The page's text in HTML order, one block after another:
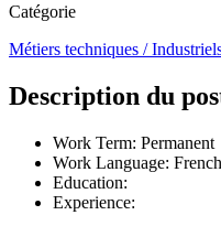
Catégorie
Métiers techniques /
Description du
Work Term: Permanent
Work Language: French
Education:
Experience: